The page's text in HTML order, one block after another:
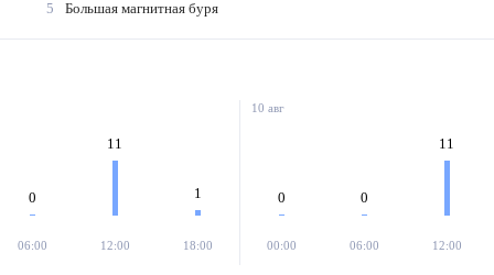
5 Большая магнитная буря
0
06:00
11
12:00
1
18:00
10 авг
0
00:00
0
06:00
11
12:00